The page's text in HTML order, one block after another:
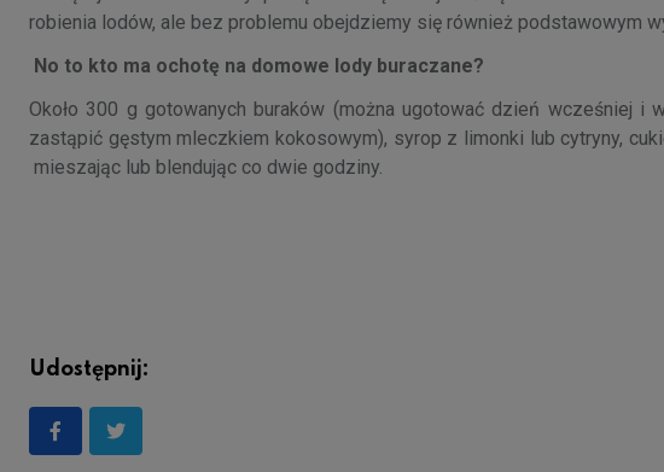
robienia lodów, ale bez problemu obejdziemy się również podstawowym
No to kto ma ochotę na domowe lody buraczane?
Około 300 g gotowanych buraków (można ugotować dzień wcześniej i
zastąpić gęstym mleczkiem kokosowym), syrop z limonki lub cytryny,
mieszając lub blendując co dwie godziny.
Udostępnij: